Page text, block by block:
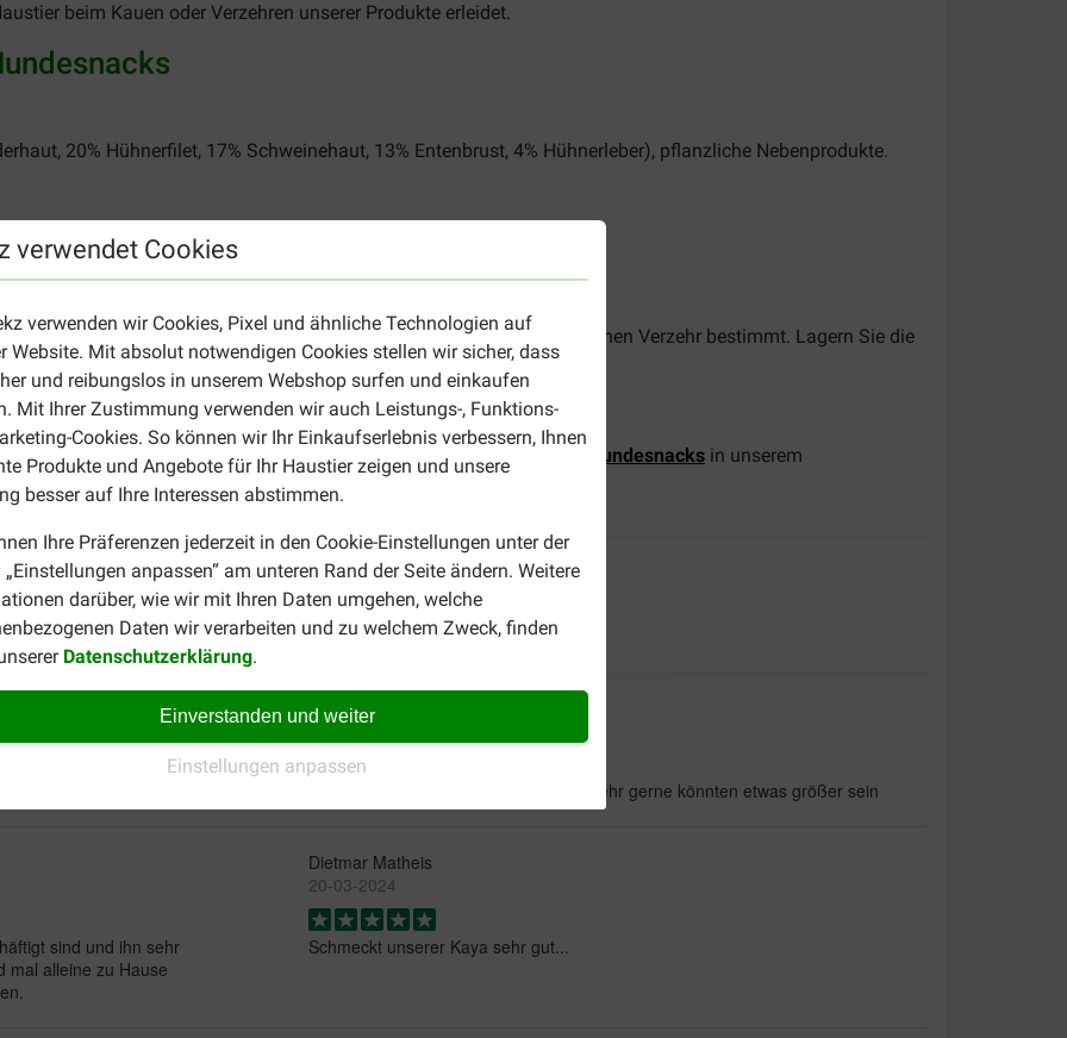
verwendet Cookies
verwenden wir Cookies, Pixel und ähnliche Technologien auf
Website. Mit absolut notwendigen Cookies stellen wir sicher, dass
und reibungslos in unserem Webshop surfen und einkaufen
Mit Ihrer Zustimmung verwenden wir auch Leistungs-, Funktions-
Cookies. So können wir Ihr Einkaufserlebnis verbessern, Ihnen
Produkte und Angebote für Ihr Haustier zeigen und unsere
besser auf Ihre Interessen abstimmen.
Ihre Präferenzen jederzeit in den Cookie-Einstellungen unter der
„Einstellungen anpassen“ am unteren Rand der Seite ändern. Weitere
darüber, wie wir mit Ihren Daten umgehen, welche
Daten wir verarbeiten und zu welchem Zweck, finden
Datenschutzerklärung.
Einverstanden und weiter
Einstellungen anpassen
beim Kauen oder Verzehren unserer Produkte erleidet.
20% Hühnerfilet, 17% Schweinehaut, 13% Entenbrust, 4% Hühnerleber), pflanzliche Nebenprodukte.
1%, Feuchtigkeit 18%.
Trinkwasser zur Verfügung. Dieses Produkt ist nicht für den menschlichen Verzehr bestimmt. Lagern Sie die
auf der Verpackung angegeben.
suchen, haben wir zum Beispiel auch die 8in1 Triple Flavour Sticks Hundesnacks in unserem
einfach auf unserer
Übersichtsseite für Hundesnacks
Thomas Rosenbach
10-06-2025
tolles Produkt das fressen die Hunde sehr gerne könnten etwas größer sein
sind und ihn sehr
mal alleine zu Hause
Dietmar Matheis
20-03-2024
Schmeckt unserer Kaya sehr gut...